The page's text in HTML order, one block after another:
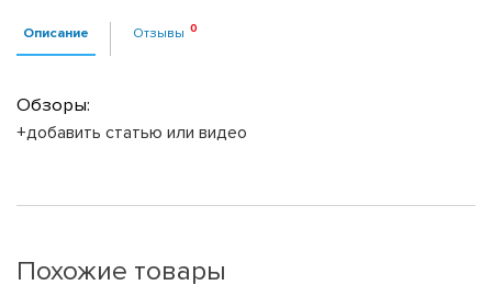
Описание Отзывы
Обзоры:
+добавить статью или видео
Похожие товары